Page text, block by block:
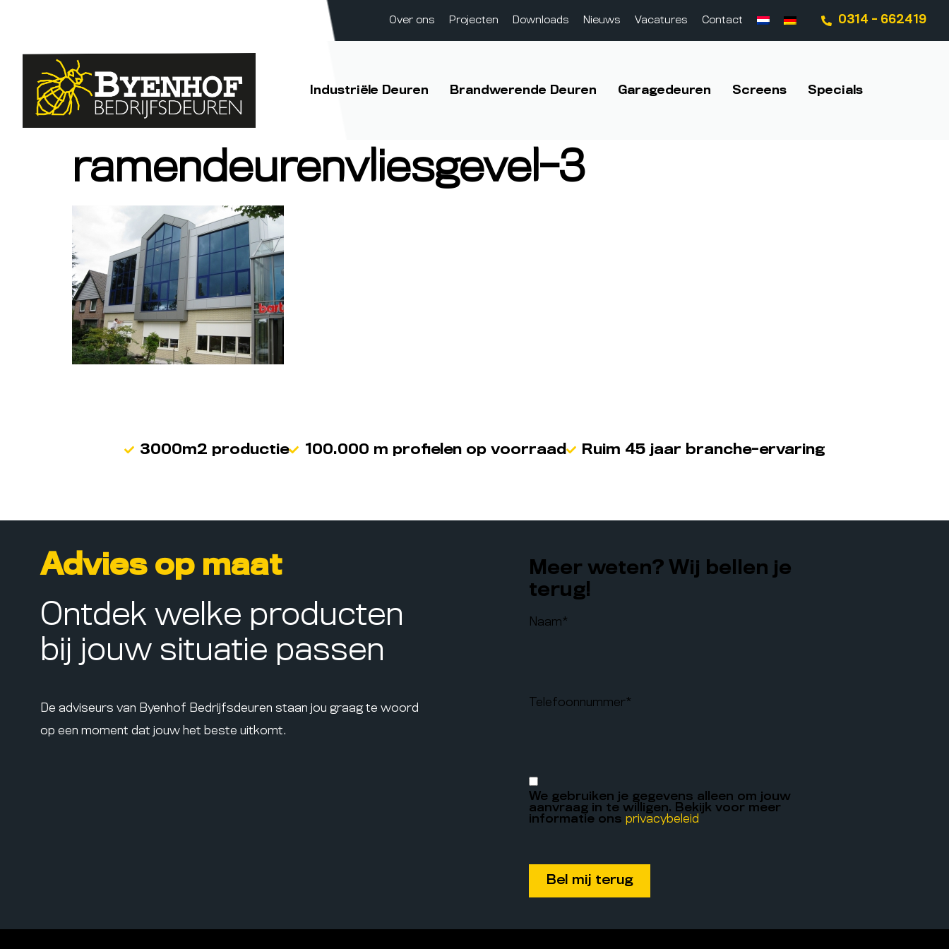
Over ons Projecten Downloads Nieuws Vacatures Contact 0314 - 662419
Industriële Deuren Brandwerende Deuren Garagedeuren Screens Specials
ramendeurenvliesgevel-3
3000m2 productie 100.000 m profielen op voorraad Ruim 45 jaar branche-ervaring
Advies op maat
Ontdek welke producten
bij jouw situatie passen
De adviseurs van Byenhof Bedrijfsdeuren staan jou graag te woord
op een moment dat jouw het beste uitkomt.
Meer weten? Wij bellen je
terug!
Naam*
Telefoonnummer*
We gebruiken je gegevens alleen om jouw
aanvraag in te willigen. Bekijk voor meer
informatie onsprivacybeleid